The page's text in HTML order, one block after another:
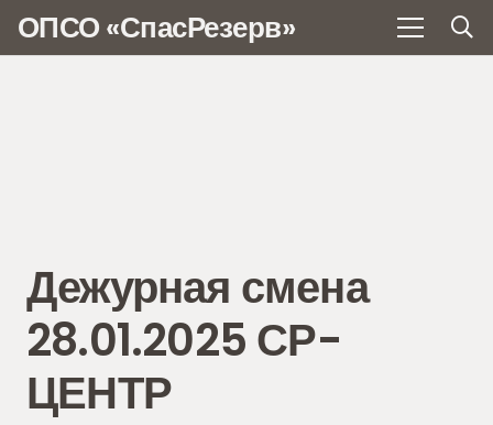
ОПСО «СпасРезерв»
Дежурная смена
28.01.2025 СР-
ЦЕНТР